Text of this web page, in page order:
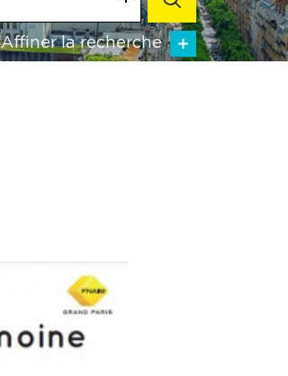
Affiner la recherche